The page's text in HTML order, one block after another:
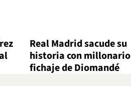
Real Madrid sacude su
historia con millonario
fichaje de Diomandé